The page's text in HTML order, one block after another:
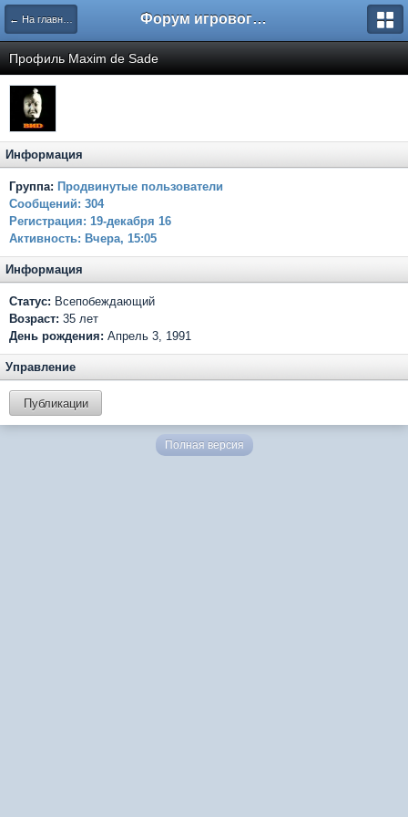
← На главную Форум игрового проекта Riverrise
Профиль Maxim de Sade
Информация
Группа: Продвинутые пользователи
Сообщений: 304
Регистрация: 19-декабря 16
Активность: Вчера, 15:05
Информация
Статус: Всепобеждающий
Возраст: 35 лет
День рождения: Апрель 3, 1991
Управление
Публикации
Полная версия